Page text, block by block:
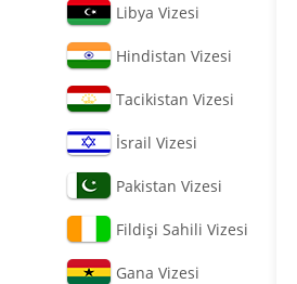
Libya Vizesi
Hindistan Vizesi
Tacikistan Vizesi
İsrail Vizesi
Pakistan Vizesi
Fildişi Sahili Vizesi
Gana Vizesi